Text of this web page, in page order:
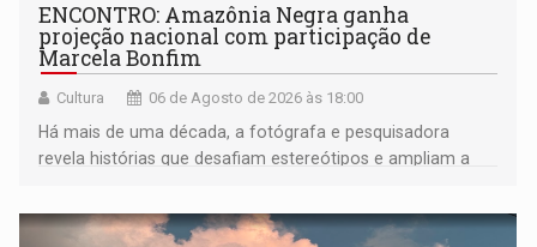
ENCONTRO: Amazônia Negra ganha
projeção nacional com participação de
Marcela Bonfim
Cultura 06 de Agosto de 2026 às 18:00
Há mais de uma década, a fotógrafa e pesquisadora
revela histórias que desafiam estereótipos e ampliam a
negras